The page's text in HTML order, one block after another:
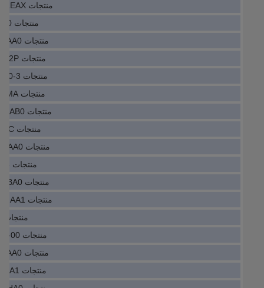
منتجات PLC YG2A14-020VB3XLEAX
منتجات PLC E84AVTCE7512SX0
منتجات PLC 6FC5348-0AA02-0AA0
منتجات PLC AZM300Z-I2-ST-1P2P
منتجات PLC 8LSA45.EB022D600-3
منتجات PLC CIMR-AD4A0165AMA
منتجات PLC 6AG1414-5HM06-7AB0
منتجات PLC 20AC037A0AYNANC
منتجات PLC 7ME6920-1AA10-1AA0
منتجات PLC EEA-PAM-523-A-33
منتجات PLC 6FX8002-2DC10-1BA0
منتجات PLC 7ME6520-3MC13-2AA1
منتجات PLC PSTX470-600-70
منتجات PLC MC07B0220-503-4-00
منتجات PLC 6AU1240-1AB00-0AA0
منتجات PLC 6S36420-2AD31-ICA1